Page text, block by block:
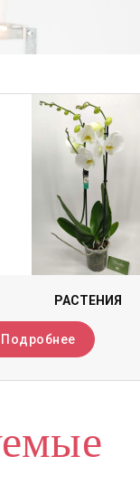
РАСТЕНИЯ
Подробнее